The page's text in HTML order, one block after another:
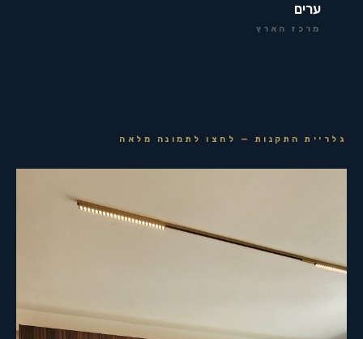
ערים
מרכז הארץ
גלריית התקנות — לחצו לתמונה מלאה